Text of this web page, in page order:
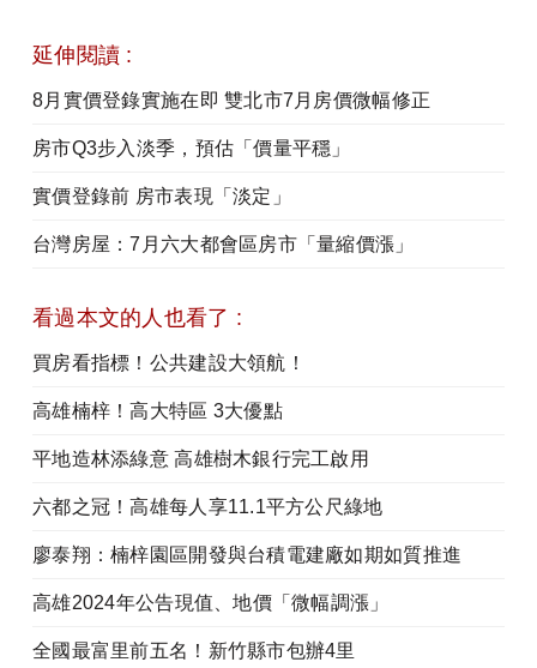
延伸閱讀 :
8月實價登錄實施在即 雙北市7月房價微幅修正
房市Q3步入淡季，預估「價量平穩」
實價登錄前 房市表現「淡定」
台灣房屋：7月六大都會區房市「量縮價漲」
看過本文的人也看了 :
買房看指標！公共建設大領航！
高雄楠梓！高大特區 3大優點
平地造林添綠意 高雄樹木銀行完工啟用
六都之冠！高雄每人享11.1平方公尺綠地
廖泰翔：楠梓園區開發與台積電建廠如期如質推進
高雄2024年公告現值、地價「微幅調漲」
全國最富里前五名！新竹縣市包辦4里